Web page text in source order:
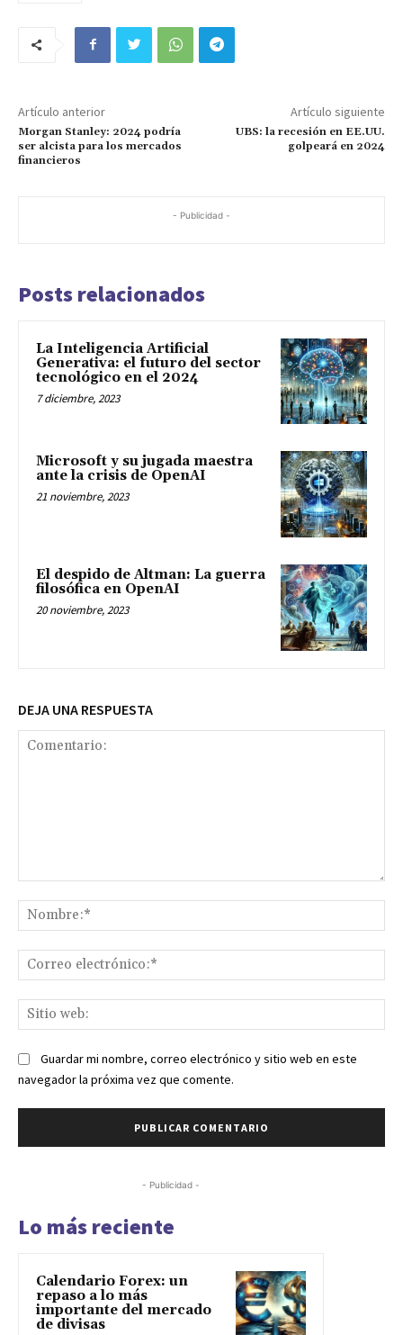
Artículo anterior
Morgan Stanley: 2024 podría
ser alcista para los mercados
financieros
Artículo siguiente
UBS: la recesión en EE.UU.
golpeará en 2024
- Publicidad -
Posts relacionados
La Inteligencia Artificial
Generativa: el futuro del sector
tecnológico en el 2024
7 diciembre, 2023
Microsoft y su jugada maestra
ante la crisis de OpenAI
21 noviembre, 2023
El despido de Altman: La guerra
filosófica en OpenAI
20 noviembre, 2023
DEJA UNA RESPUESTA
Guardar mi nombre, correo electrónico y sitio web en este
navegador la próxima vez que comente.
- Publicidad -
Lo más reciente
Calendario Forex: un
repaso a lo más
importante del mercado
de divisas